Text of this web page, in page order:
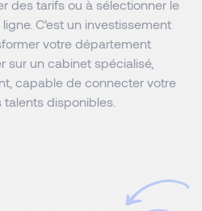
des tarifs ou à sélectionner le
C’est un investissement
votre département
sur un cabinet spécialisé,
capable de connecter votre
disponibles.